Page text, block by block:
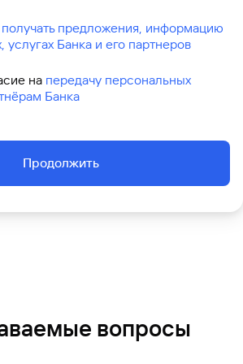
получать предложения, информацию
услугах Банка и его партнеров
на передачу персональных
Банка
Продолжить
вопросы